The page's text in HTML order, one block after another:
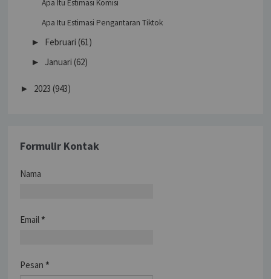
Apa Itu Estimasi Komisi
Apa Itu Estimasi Pengantaran Tiktok
► Februari (61)
► Januari (62)
► 2023 (943)
Formulir Kontak
Nama
Email*
Pesan*